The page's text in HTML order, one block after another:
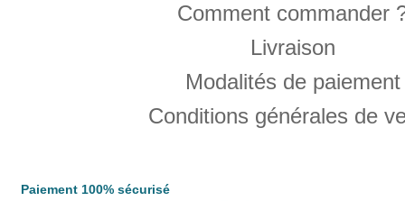
Comment commander
Livraison
Modalités de paiement
Conditions générales de
Paiement 100% sécurisé